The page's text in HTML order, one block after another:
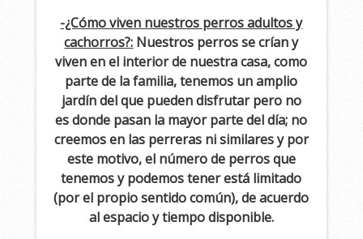
-¿Cómo viven nuestros perros adultos y
cachorros?: Nuestros perros se crían y
viven en el interior de nuestra casa, como
parte de la familia, tenemos un amplio
jardín del que pueden disfrutar pero no
es donde pasan la mayor parte del día; no
creemos en las perreras ni similares y por
este motivo, el número de perros que
tenemos y podemos tener está limitado
(por el propio sentido común), de acuerdo
al espacio y tiempo disponible.